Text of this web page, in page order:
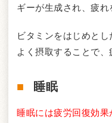
ギーが生成され、疲れ
ビタミンをはじめと
よく摂取することで、
睡眠
睡眠には疲労回復効果